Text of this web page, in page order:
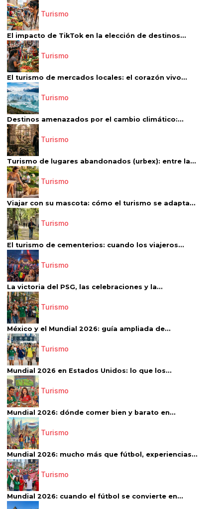
Turismo
El impacto de TikTok en la elección de destinos...
Turismo
El turismo de mercados locales: el corazón vivo...
Turismo
Destinos amenazados por el cambio climático:...
Turismo
Turismo de lugares abandonados (urbex): entre la...
Turismo
Viajar con su mascota: cómo el turismo se adapta...
Turismo
El turismo de cementerios: cuando los viajeros...
Turismo
La victoria del PSG, las celebraciones y la...
Turismo
México y el Mundial 2026: guía ampliada de...
Turismo
Mundial 2026 en Estados Unidos: lo que los...
Turismo
Mundial 2026: dónde comer bien y barato en...
Turismo
Mundial 2026: mucho más que fútbol, experiencias...
Turismo
Mundial 2026: cuando el fútbol se convierte en...